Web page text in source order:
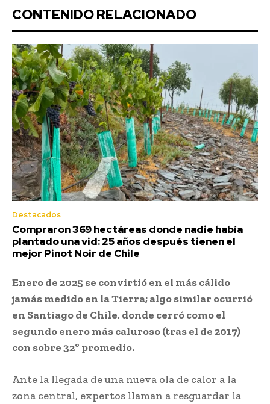
CONTENIDO RELACIONADO
Destacados
Compraron 369 hectáreas donde nadie había
plantado una vid: 25 años después tienen el
mejor Pinot Noir de Chile
Enero de 2025 se convirtió en el más cálido
jamás medido en la Tierra; algo similar ocurrió
en Santiago de Chile, donde cerró como el
segundo enero más caluroso (tras el de 2017)
con sobre 32º promedio.
Ante la llegada de una nueva ola de calor a la
zona central, expertos llaman a resguardar la